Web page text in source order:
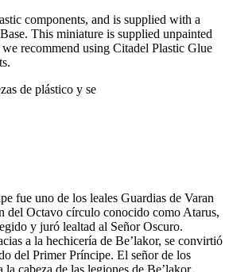
components, and is supplied with a
This miniature is supplied unpainted
recommend using Citadel Plastic Glue
de plástico y se
fue uno de los leales Guardias de Varan
del Octavo círculo conocido como Atarus,
y juró lealtad al Señor Oscuro.
a la hechicería de Be’lakor, se convirtió
del Primer Príncipe. El señor de los
la cabeza de las legiones de Be’lakor,